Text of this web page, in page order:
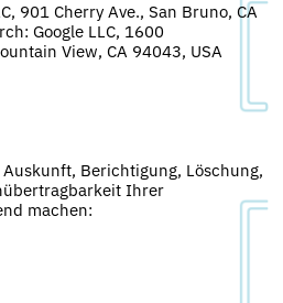
901 Cherry Ave., San Bruno, CA
Google LLC, 1600
View, CA 94043, USA
Berichtigung, Löschung,
Ihrer
machen: